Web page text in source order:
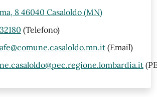
8 46040 Casaloldo (MN)
(Telefono)
(Email)